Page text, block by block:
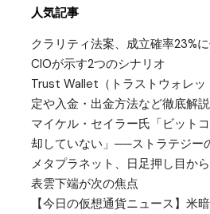
人気記事
クラリティ法案、成立確率23%
CIOが示す2つのシナリオ
Trust Wallet（トラストウォレッ
定や入金・出金方法など徹底解説
マイケル・セイラー氏「ビット
却していない」──ストラテジー
メタプラネット、日足押し目か
表雲下端が次の焦点
【今日の仮想通貨ニュース】米